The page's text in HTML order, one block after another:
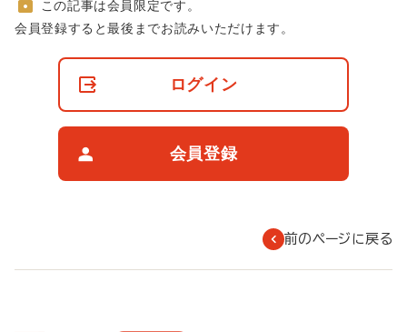
非
この記事は会員限定です。
会員登録すると最後までお読みいただけます。
ログイン
会員登録
前のページに戻る